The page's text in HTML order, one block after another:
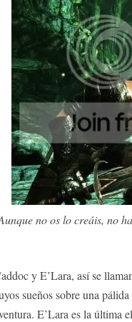
no os lo creáis, no
y E’Lara, así se
sueños sobre una
E’Lara es la última